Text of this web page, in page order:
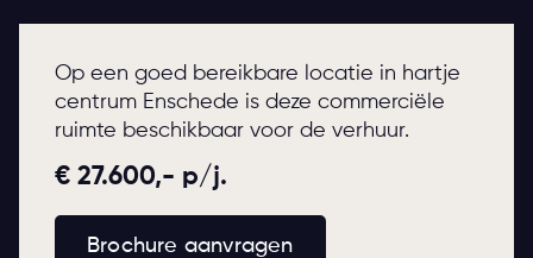
Op een goed bereikbare locatie in hartje
centrum Enschede is deze commerciële
ruimte beschikbaar voor de verhuur.
€ 27.600,- p/j.
Brochure aanvragen